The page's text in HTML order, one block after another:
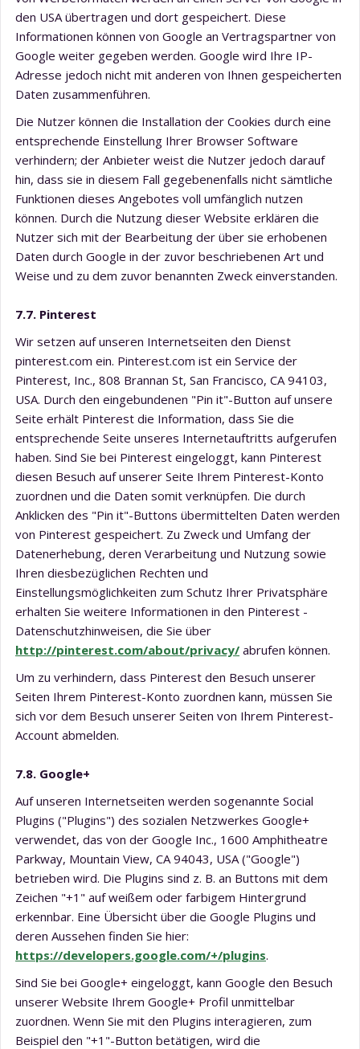
den USA übertragen und dort gespeichert. Diese
Informationen können von Google an Vertragspartner von
Google weiter gegeben werden. Google wird Ihre IP-
Adresse jedoch nicht mit anderen von Ihnen gespeicherten
Daten zusammenführen.
Die Nutzer können die Installation der Cookies durch eine
entsprechende Einstellung Ihrer Browser Software
verhindern; der Anbieter weist die Nutzer jedoch darauf
hin, dass sie in diesem Fall gegebenenfalls nicht sämtliche
Funktionen dieses Angebotes voll umfänglich nutzen
können. Durch die Nutzung dieser Website erklären die
Nutzer sich mit der Bearbeitung der über sie erhobenen
Daten durch Google in der zuvor beschriebenen Art und
Weise und zu dem zuvor benannten Zweck einverstanden.
7.7. Pinterest
Wir setzen auf unseren Internetseiten den Dienst
pinterest.com ein. Pinterest.com ist ein Service der
Pinterest, Inc., 808 Brannan St, San Francisco, CA 94103,
USA. Durch den eingebundenen "Pin it"-Button auf unsere
Seite erhält Pinterest die Information, dass Sie die
entsprechende Seite unseres Internetauftritts aufgerufen
haben. Sind Sie bei Pinterest eingeloggt, kann Pinterest
diesen Besuch auf unserer Seite Ihrem Pinterest-Konto
zuordnen und die Daten somit verknüpfen. Die durch
Anklicken des "Pin it"-Buttons übermittelten Daten werden
von Pinterest gespeichert. Zu Zweck und Umfang der
Datenerhebung, deren Verarbeitung und Nutzung sowie
Ihren diesbezüglichen Rechten und
Einstellungsmöglichkeiten zum Schutz Ihrer Privatsphäre
erhalten Sie weitere Informationen in den Pinterest -
Datenschutzhinweisen, die Sie über
http://pinterest.com/about/privacy/ abrufen können.
Um zu verhindern, dass Pinterest den Besuch unserer
Seiten Ihrem Pinterest-Konto zuordnen kann, müssen Sie
sich vor dem Besuch unserer Seiten von Ihrem Pinterest-
Account abmelden.
7.8. Google+
Auf unseren Internetseiten werden sogenannte Social
Plugins ("Plugins") des sozialen Netzwerkes Google+
verwendet, das von der Google Inc., 1600 Amphitheatre
Parkway, Mountain View, CA 94043, USA ("Google")
betrieben wird. Die Plugins sind z. B. an Buttons mit dem
Zeichen "+1" auf weißem oder farbigem Hintergrund
erkennbar. Eine Übersicht über die Google Plugins und
deren Aussehen finden Sie hier:
https://developers.google.com/+/plugins.
Sind Sie bei Google+ eingeloggt, kann Google den Besuch
unserer Website Ihrem Google+ Profil unmittelbar
zuordnen. Wenn Sie mit den Plugins interagieren, zum
Beispiel den "+1"-Button betätigen, wird die